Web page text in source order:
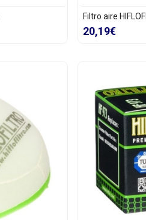
Filtro aire
20,19€